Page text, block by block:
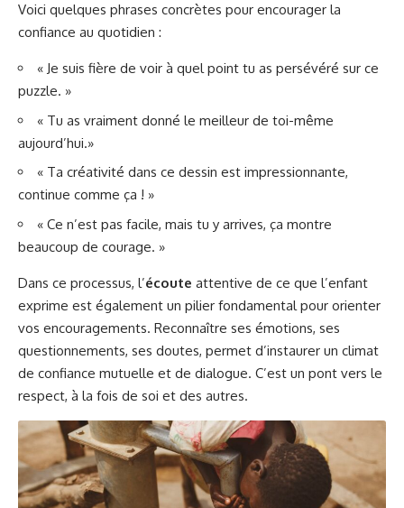
Voici quelques phrases concrètes pour encourager la
confiance au quotidien :
« Je suis fière de voir à quel point tu as persévéré sur ce
puzzle. »
« Tu as vraiment donné le meilleur de toi-même
aujourd’hui.»
« Ta créativité dans ce dessin est impressionnante,
continue comme ça ! »
« Ce n’est pas facile, mais tu y arrives, ça montre
beaucoup de courage. »
Dans ce processus, l’écoute attentive de ce que l’enfant
exprime est également un pilier fondamental pour orienter
vos encouragements. Reconnaître ses émotions, ses
questionnements, ses doutes, permet d’instaurer un climat
de confiance mutuelle et de dialogue. C’est un pont vers le
respect, à la fois de soi et des autres.